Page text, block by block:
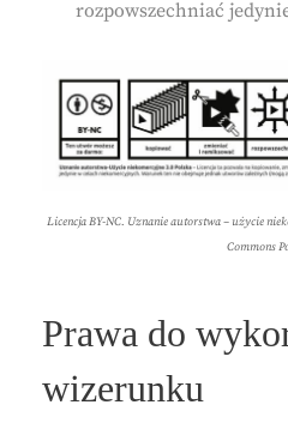
rozpowszechniać
Licencja BY-NC. Uznanie autorstwa – użycie
Commons
Prawa do
wizerunku